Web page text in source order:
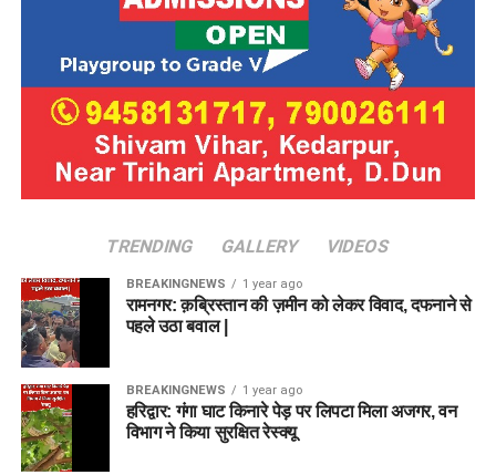
TRENDING GALLERY VIDEOS
BREAKINGNEWS 1 year ago
रामनगर: क़ब्रिस्तान की ज़मीन को लेकर विवाद, दफनाने से
पहले उठा बवाल |
BREAKINGNEWS 1 year ago
हरिद्वार: गंगा घाट किनारे पेड़ पर लिपटा मिला अजगर, वन
विभाग ने किया सुरक्षित रेस्क्यू